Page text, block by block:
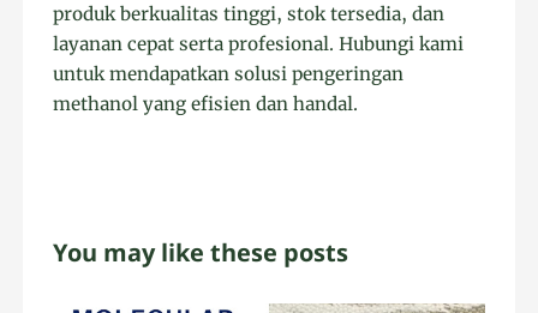
produk berkualitas tinggi, stok tersedia, dan
layanan cepat serta profesional. Hubungi kami
untuk mendapatkan solusi pengeringan
methanol yang efisien dan handal.
You may like these posts